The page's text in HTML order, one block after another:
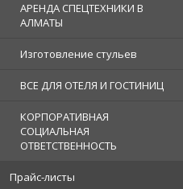
АРЕНДА СПЕЦТЕХНИКИ В
АЛМАТЫ
Изготовление стульев
ВСЕ ДЛЯ ОТЕЛЯ И ГОСТИНИЦ
КОРПОРАТИВНАЯ
СОЦИАЛЬНАЯ
ОТВЕТСТВЕННОСТЬ
Прайс-листы